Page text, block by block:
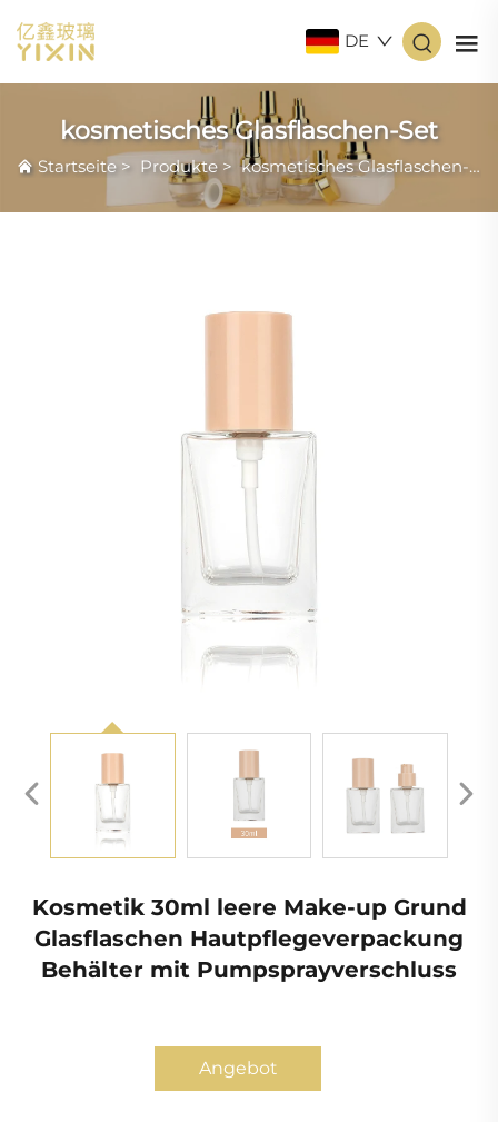
DE
kosmetisches Glasflaschen-Set
Startseite > Produkte >kosmetisches Glasflaschen-Set
Kosmetik 30ml leere Make-up Grund
Glasflaschen Hautpflegeverpackung
Behälter mit Pumpsprayverschluss
Angebot